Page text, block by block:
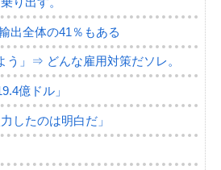
出全体の41％もある
」⇒ どんな雇用対策だソレ。
億ドル」
したのは明白だ」